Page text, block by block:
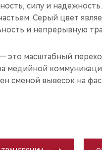
силу и
Серый цвет
и непрерывную
это масштабный
медийной
сменой вывесок на